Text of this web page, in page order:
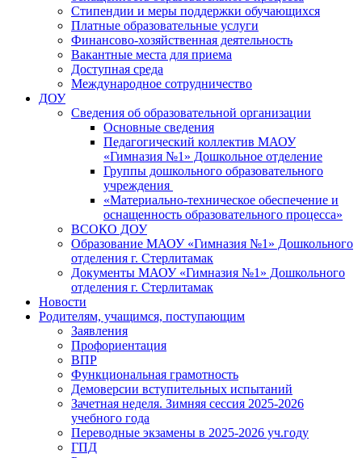
Стипендии и меры поддержки обучающихся
Платные образовательные услуги
Финансово-хозяйственная деятельность
Вакантные места для приема
Доступная среда
Международное сотрудничество
ДОУ
Сведения об образовательной организации
Основные сведения
Педагогический коллектив МАОУ
«Гимназия №1» Дошкольное отделение
Группы дошкольного образовательного
учреждения
«Материально-техническое обеспечение и
оснащенность образовательного процесса»
ВСОКО ДОУ
Образование МАОУ «Гимназия №1» Дошкольного
отделения г. Стерлитамак
Документы МАОУ «Гимназия №1» Дошкольного
отделения г. Стерлитамак
Новости
Родителям, учащимся, поступающим
Заявления
Профориентация
ВПР
Функциональная грамотность
Демоверсии вступительных испытаний
Зачетная неделя. Зимняя сессия 2025-2026
учебного года
Переводные экзамены в 2025-2026 уч.году
ГПД